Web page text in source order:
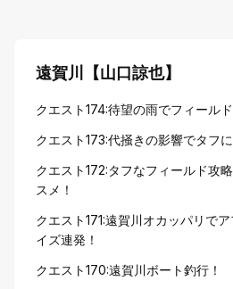
遠賀川【山口諒也】
クエスト174:待望の雨でフィール
クエスト173:代掻きの影響でタフ
クエスト172:タフなフィールド攻
スメ！
クエスト171:遠賀川オカッパリで
イズ連発！
クエスト170:遠賀川ボート釣行！